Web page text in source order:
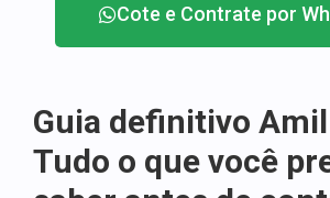
Cote e Contrate por
Guia definitivo
Tudo o que você